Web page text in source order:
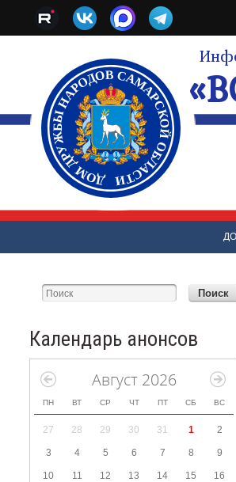
Календарь анонсов
Август 2026
ПН ВТ СР ЧТ ПТ СБ ВС
27 28 29 30 31 1 2
3 4 5 6 7 8 9
10 11 12 13 14 15 16